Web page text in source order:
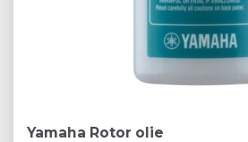
Yamaha Rotor olie